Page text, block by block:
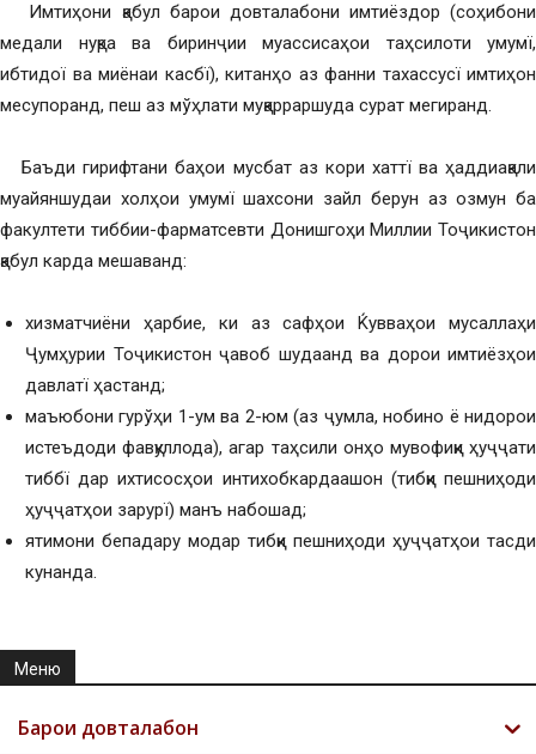
Имтиҳони қабул барои довталабони имтиёздор (соҳибони
медали нуқра ва биринҷии муассисаҳои таҳсилоти умумї,
ибтидої ва миёнаи касбї), китанҳо аз фанни тахассусї имтиҳон
месупоранд, пеш аз мўҳлати муқарраршуда сурат мегиранд.
Баъди гирифтани баҳои мусбат аз кори хаттї ва ҳаддиақали
муайяншудаи холҳои умумї шахсони зайл берун аз озмун ба
факултети тиббии-фарматсевти Донишгоҳи Миллии Тоҷикистон
қабул карда мешаванд:
хизматчиёни ҳарбие, ки аз сафҳои Ќувваҳои мусаллаҳи
Ҷумҳурии Тоҷикистон ҷавоб шудаанд ва дорои имтиёзҳои
давлатї ҳастанд;
маъюбони гурўҳи 1-ум ва 2-юм (аз ҷумла, нобино ё нидорои
истеъдоди фавқуллода), агар таҳсили онҳо мувофиқи ҳуҷҷати
тиббї дар ихтисосҳои интихобкардаашон (тибқи пешниҳоди
ҳуҷҷатҳои зарурї) манъ набошад;
ятимони бепадару модар тибқи пешниҳоди ҳуҷҷатҳои тасдиқ
кунанда.
Меню
Барои довталабон